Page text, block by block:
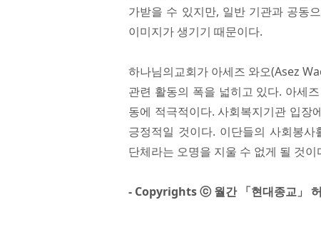
가받을 수 있지만, 일반 기관과 공동
이미지가 생기기 때문이다.
하나님의교회가 아세즈 와오(Asez
관련 활동의 폭을 넓히고 있다. 아세
동에 적극적이다. 사회복지기관 입장
긍정적일 것이다. 이단들의 사회봉
단체라는 오명을 지울 수 없게 될 것이
- Copyrights ⓒ 월간 「현대종교」